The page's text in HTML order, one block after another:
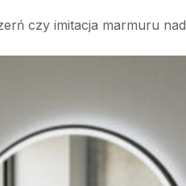
czy imitacja marmuru